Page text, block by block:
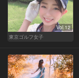
Vol.12
東京ゴルフ女子